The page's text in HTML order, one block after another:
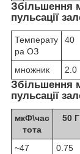
Збільшення
пульсації
Температу
ра ОЗ
40
множник 2.0
Збільшення
пульсації
мкФ\час
тота
50
~47 0.75